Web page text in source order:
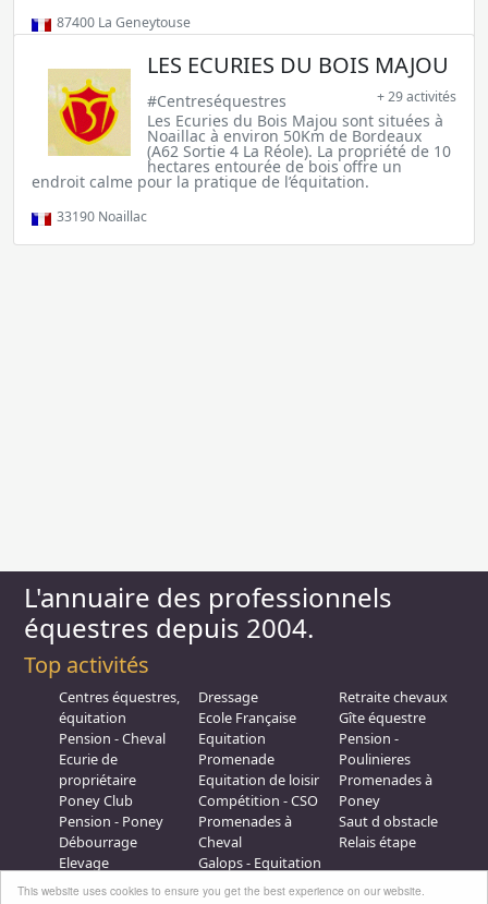
This website uses cookies to ensure you get the best experience on our website.
87400 La Geneytouse
LES ECURIES DU BOIS MAJOU
#Centreséquestres + 29 activités
Les Ecuries du Bois Majou sont situées à
Noaillac à environ 50Km de Bordeaux
(A62 Sortie 4 La Réole). La propriété de 10
hectares entourée de bois offre un
endroit calme pour la pratique de l’équitation.
33190 Noaillac
L'annuaire des professionnels
équestres depuis 2004.
Top activités
Centres équestres,
équitation
Pension - Cheval
Ecurie de
propriétaire
Poney Club
Pension - Poney
Débourrage
Elevage
Dressage
Ecole Française
Equitation
Promenade
Equitation de loisir
Compétition - CSO
Promenades à
Cheval
Galops - Equitation
Retraite chevaux
Gîte équestre
Pension -
Poulinieres
Promenades à
Poney
Saut d obstacle
Relais étape
Plus d'infos